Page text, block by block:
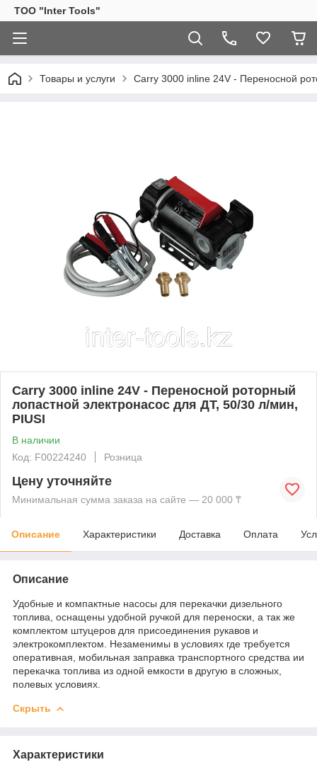
ТОО "Inter Tools"
Товары и услуги Carry 3000 inline 24V - Переносной
Carry 3000 inline 24V - Переносной роторный
лопастной электронасос для ДТ, 50/30 л/мин,
PIUSI
В наличии
Код: F00224240
Розница
Цену уточняйте
Минимальная сумма заказа на сайте — 20 000 ₸
Описание Характеристики Доставка Оплата
Описание
Удобные и компактные насосы для перекачки дизельного
топлива, оснащены удобной ручкой для переноски, а так же
комплектом штуцеров для присоединения рукавов и
электрокомплектом. Незаменимы в условиях где требуется
оперативная, мобильная заправка транспортного средства ии
перекачка топлива из одной емкости в другую в сложных,
полевых условиях.
Скрыть
Характеристики